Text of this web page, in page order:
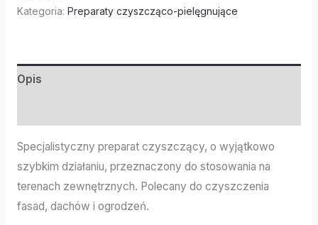
Kategoria: Preparaty czyszcząco-pielęgnujące
Opis
Specjalistyczny preparat czyszczący, o wyjątkowo
szybkim działaniu, przeznaczony do stosowania na
terenach zewnętrznych. Polecany do czyszczenia
fasad, dachów i ogrodzeń.